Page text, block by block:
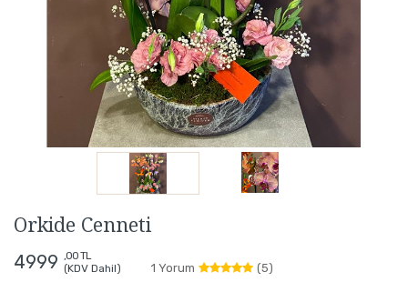
Orkide Cenneti
4999 ,00 TL
(KDV Dahil)
1 Yorum (5)